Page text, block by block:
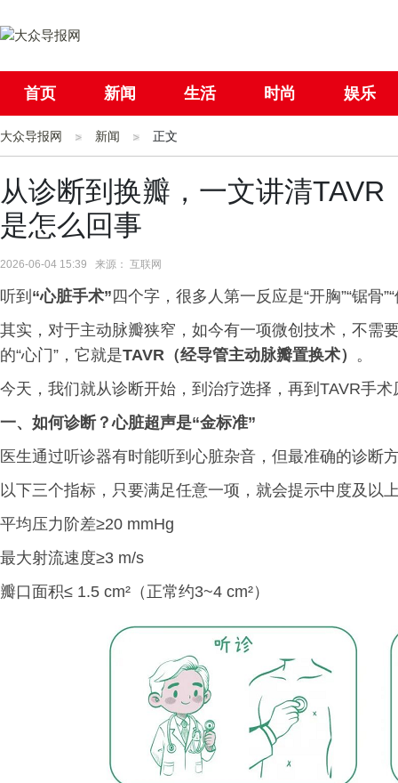
首页 新闻 生活 时尚 娱乐
社会 国际
大众导报网 新闻 正文
从诊断到换瓣，一文讲清
是怎么回事
2026-06-04 15:39 来源： 互联网
听到 “心脏手术” 四个字，很多人第一反应是“开胸”“锯骨
其实，对于主动脉瓣狭窄，如今有一项微创技术，不需
的“心门”，它就是TAVR（经导管主动脉瓣置换术） 。
今天，我们就从诊断开始，到治疗选择，再到TAVR手
一、 如何诊断？心脏超声是“金标准”
医生通过听诊器有时能听到心脏杂音，但最准确的诊断
以下三个指标，只要满足任意一项，就会提示中度及以
平均压力阶差≥20 mmHg
最大射流速度≥3 m/s
瓣口面积≤ 1.5 cm²（正常约3~4 cm²）